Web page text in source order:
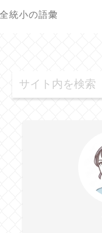
全統小の語彙